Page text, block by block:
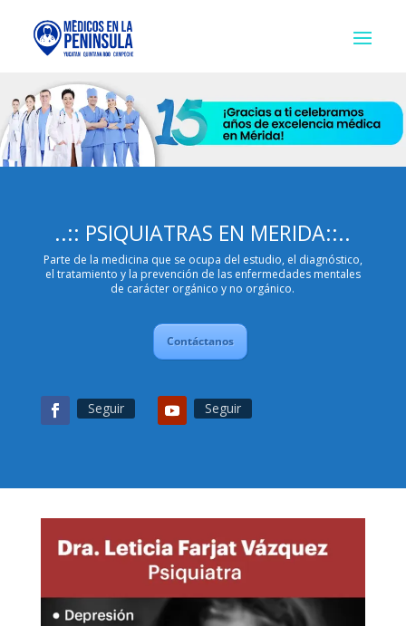
..:: PSIQUIATRAS EN MERIDA::..
Parte de la medicina que se ocupa del estudio, el diagnóstico,
el tratamiento y la prevención de las enfermedades mentales
de carácter orgánico y no orgánico.
Contáctanos
Seguir Seguir